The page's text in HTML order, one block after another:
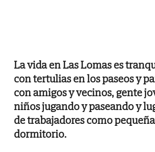
La vida en Las Lomas es
con tertulias en los paseos y
con amigos y vecinos, gente
niños jugando y paseando y
de trabajadores como
dormitorio.